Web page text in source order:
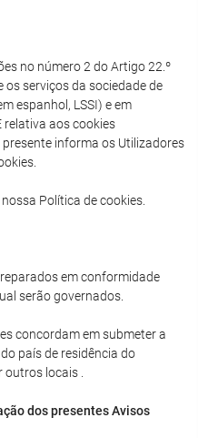
no número 2 do Artigo 22.º
os serviços da sociedade de
espanhol, LSSI) e em
relativa aos cookies
informa os Utilizadores
Política de cookies.
em conformidade
serão governados.
concordam em submeter a
país de residência do
locais .
dos presentes Avisos